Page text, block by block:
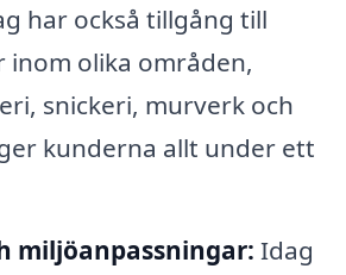
har också tillgång till
inom olika områden,
snickeri, murverk och
kunderna allt under ett
miljöanpassningar: Idag